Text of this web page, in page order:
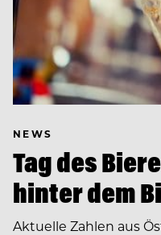
NEWS
Tag des
hinter dem
Aktuelle Zahlen aus